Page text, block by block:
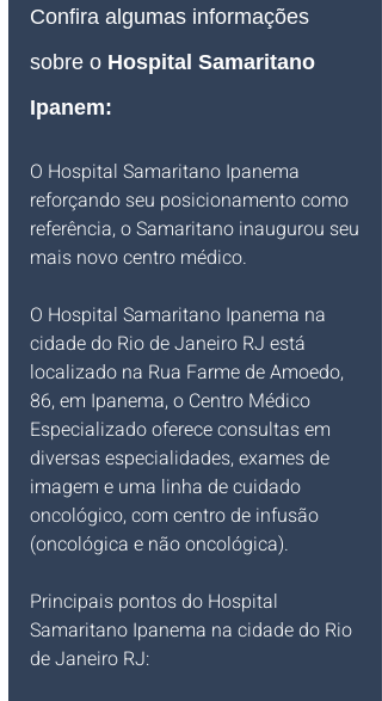
Confira algumas informações
sobre o Hospital Samaritano
Ipanem:
O Hospital Samaritano Ipanema
reforçando seu posicionamento como
referência, o Samaritano inaugurou seu
mais novo centro médico.
O Hospital Samaritano Ipanema na
cidade do Rio de Janeiro RJ está
localizado na Rua Farme de Amoedo,
86, em Ipanema, o Centro Médico
Especializado oferece consultas em
diversas especialidades, exames de
imagem e uma linha de cuidado
oncológico, com centro de infusão
(oncológica e não oncológica).
Principais pontos do Hospital
Samaritano Ipanema na cidade do Rio
de Janeiro RJ: